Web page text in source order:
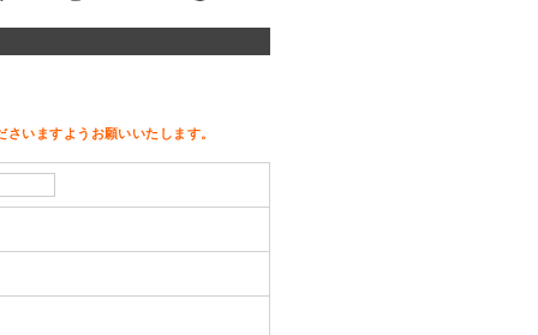
いますようお願いいたします。